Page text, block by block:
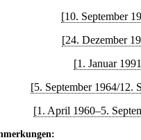
[10. September
[24. Dezember
[1. Januar
[5. September 1964/12.
[1. April 1960–5.